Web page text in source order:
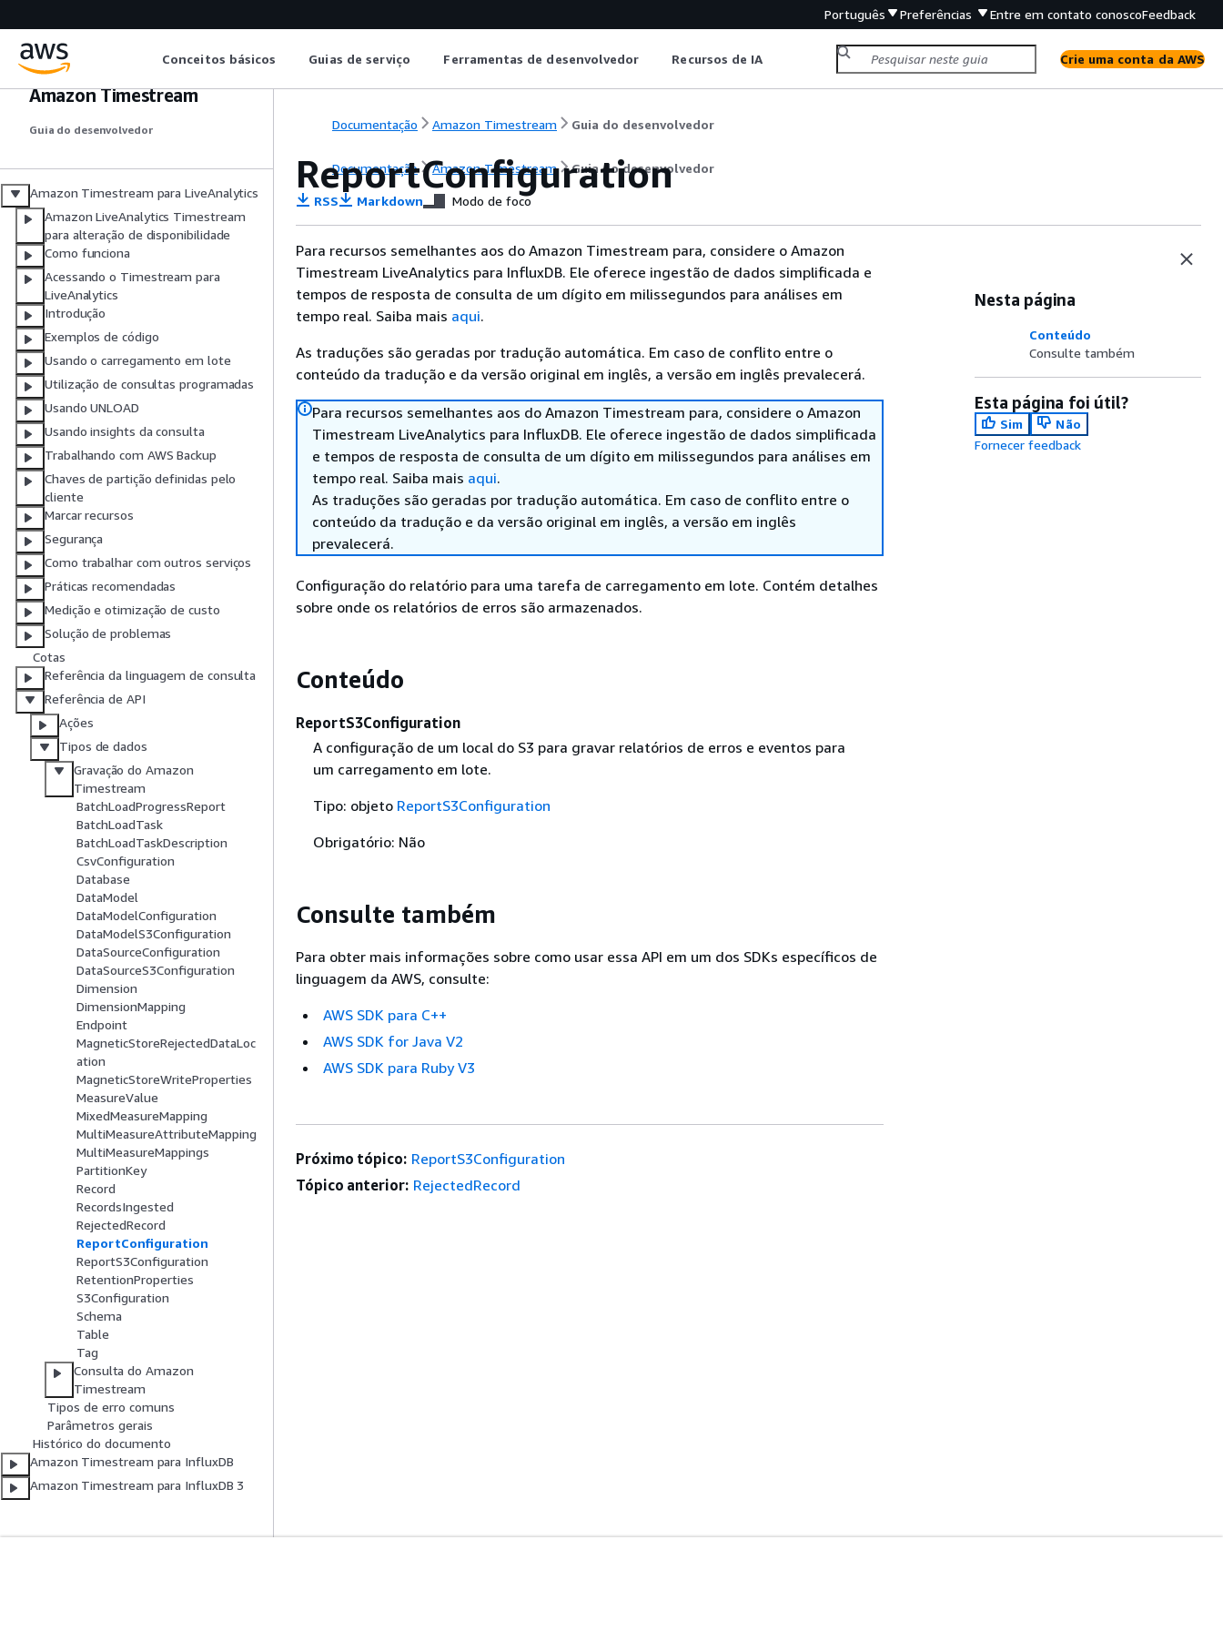
Português Preferências Entre em contato conoscoFeedback
Conceitos básicos Guias de serviço Ferramentas de desenvolvedor Recursos de IA Crie uma conta da AWS
Amazon Timestream
Guia do desenvolvedor
Amazon Timestream para LiveAnalytics
Amazon LiveAnalytics Timestream
para alteração de disponibilidade
Como funciona
Acessando o Timestream para
LiveAnalytics
Introdução
Exemplos de código
Usando o carregamento em lote
Utilização de consultas programadas
Usando UNLOAD
Usando insights da consulta
Trabalhando com AWS Backup
Chaves de partição definidas pelo
cliente
Marcar recursos
Segurança
Como trabalhar com outros serviços
Práticas recomendadas
Medição e otimização de custo
Solução de problemas
Cotas
Referência da linguagem de consulta
Referência de API
Ações
Tipos de dados
Gravação do Amazon
Timestream
BatchLoadProgressReport
BatchLoadTask
BatchLoadTaskDescription
CsvConfiguration
Database
DataModel
DataModelConfiguration
DataModelS3Configuration
DataSourceConfiguration
DataSourceS3Configuration
Dimension
DimensionMapping
Endpoint
MagneticStoreRejectedDataLoc
ation
MagneticStoreWriteProperties
MeasureValue
MixedMeasureMapping
MultiMeasureAttributeMapping
MultiMeasureMappings
PartitionKey
Record
RecordsIngested
RejectedRecord
ReportConfiguration
ReportS3Configuration
RetentionProperties
S3Configuration
Schema
Table
Tag
Consulta do Amazon
Timestream
Tipos de erro comuns
Parâmetros gerais
Histórico do documento
Amazon Timestream para InfluxDB
Amazon Timestream para InfluxDB 3
Documentação Amazon Timestream Guia do desenvolvedor
Documentação Amazon Timestream Guia do desenvolvedor
ReportConfiguration
RSS Markdown Modo de foco
Para recursos semelhantes aos do Amazon Timestream para, considere o Amazon
Timestream LiveAnalytics para InfluxDB. Ele oferece ingestão de dados simplificada e
tempos de resposta de consulta de um dígito em milissegundos para análises em
tempo real. Saiba mais aqui.
As traduções são geradas por tradução automática. Em caso de conflito entre o
conteúdo da tradução e da versão original em inglês, a versão em inglês prevalecerá.
Para recursos semelhantes aos do Amazon Timestream para, considere o Amazon
Timestream LiveAnalytics para InfluxDB. Ele oferece ingestão de dados simplificada
e tempos de resposta de consulta de um dígito em milissegundos para análises em
tempo real. Saiba mais aqui.
As traduções são geradas por tradução automática. Em caso de conflito entre o
conteúdo da tradução e da versão original em inglês, a versão em inglês
prevalecerá.
Configuração do relatório para uma tarefa de carregamento em lote. Contém detalhes
sobre onde os relatórios de erros são armazenados.
Conteúdo
ReportS3Configuration
A configuração de um local do S3 para gravar relatórios de erros e eventos para
um carregamento em lote.
Tipo: objeto ReportS3Configuration
Obrigatório: Não
Consulte também
Para obter mais informações sobre como usar essa API em um dos SDKs específicos de
linguagem da AWS, consulte:
AWS SDK para C++
AWS SDK for Java V2
AWS SDK para Ruby V3
Nesta página
Conteúdo
Consulte também
Esta página foi útil?
Sim
Não
Fornecer feedback
Próximo tópico: ReportS3Configuration
Tópico anterior: RejectedRecord